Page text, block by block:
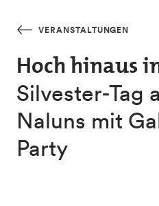
VERANSTALTUNGEN
Hoch hinaus
Silvester-Tag
Naluns mit
Party